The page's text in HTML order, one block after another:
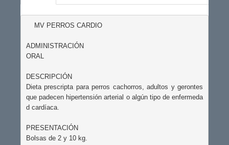
ADMINISTRACIÓN
ORAL
DESCRIPCIÓN
Dieta prescripta para perros cachorros, adultos y gerontes
que padecen hipertensión arterial o algún tipo de enfermeda
d cardíaca.
PRESENTACIÓN
Bolsas de 2 y 10 kg.